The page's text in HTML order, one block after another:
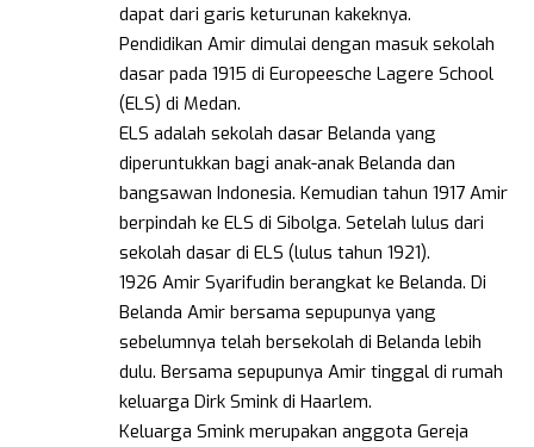
dapat dari garis keturunan kakeknya.
Pendidikan Amir dimulai dengan masuk sekolah
dasar pada 1915 di Europeesche Lagere School
(ELS) di Medan.
ELS adalah sekolah dasar Belanda yang
diperuntukkan bagi anak-anak Belanda dan
bangsawan Indonesia. Kemudian tahun 1917 Amir
berpindah ke ELS di Sibolga. Setelah lulus dari
sekolah dasar di ELS (lulus tahun 1921).
1926 Amir Syarifudin berangkat ke Belanda. Di
Belanda Amir bersama sepupunya yang
sebelumnya telah bersekolah di Belanda lebih
dulu. Bersama sepupunya Amir tinggal di rumah
keluarga Dirk Smink di Haarlem.
Keluarga Smink merupakan anggota Gereja